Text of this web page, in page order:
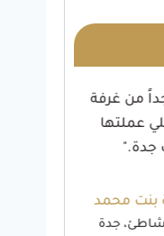
من غرفة
عملتها
جدة."
بنت محمد
جدة